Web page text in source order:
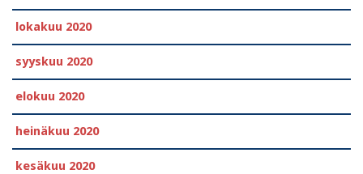
lokakuu 2020
syyskuu 2020
elokuu 2020
heinäkuu 2020
kesäkuu 2020